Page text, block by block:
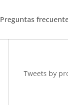
Preguntas
Tweets by